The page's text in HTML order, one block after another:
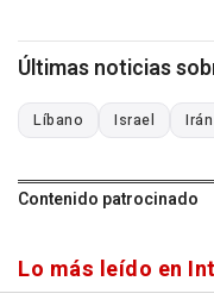
Últimas noticias
Líbano Israel Irán
Contenido patrocinado
Lo más leído en